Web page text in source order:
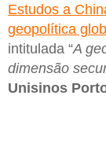
Estudos a
geopolítica
intitulada “A
dimensão
Unisinos